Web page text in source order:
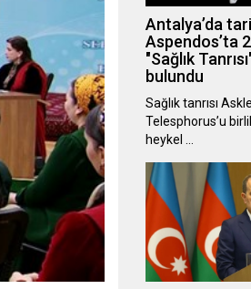
Antalya’da
Aspendos’ta
"Sağlık
bulundu
Sağlık tanrısı
Telesphorus’u
heykel …